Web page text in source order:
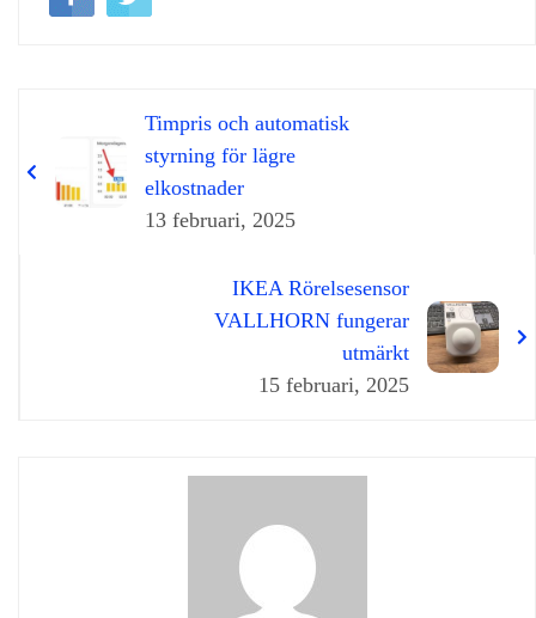
Timpris och automatisk
styrning för lägre
elkostnader
13 februari, 2025
IKEA Rörelsesensor
VALLHORN fungerar
utmärkt
15 februari, 2025